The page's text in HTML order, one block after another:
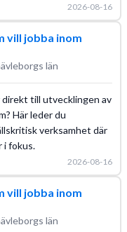
2026-08-16
vill jobba inom
län
direkt till utvecklingen av
Här leder du
verksamhet där
i fokus.
2026-08-16
vill jobba inom
län